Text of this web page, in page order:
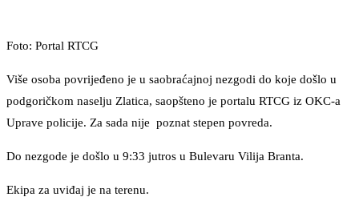
Foto: Portal RTCG
Više osoba povrijeđeno je u saobraćajnoj nezgodi do koje došlo u
podgoričkom naselju Zlatica, saopšteno je portalu RTCG iz OKC-a
Uprave policije. Za sada nije poznat stepen povreda.
Do nezgode je došlo u 9:33 jutros u Bulevaru Vilija Branta.
Ekipa za uviđaj je na terenu.